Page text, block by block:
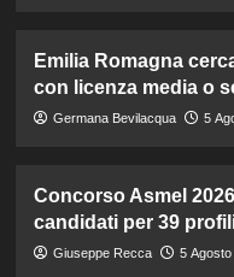
Emilia Romagna
con licenza media o
Germana Bevilacqua 5
Concorso Asmel
candidati per 39
Giuseppe Recca 5